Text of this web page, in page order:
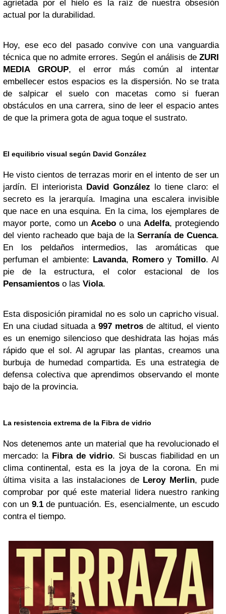
agrietada por el hielo es la raíz de nuestra obsesión
actual por la durabilidad.
Hoy, ese eco del pasado convive con una vanguardia
técnica que no admite errores. Según el análisis de ZURI
MEDIA GROUP, el error más común al intentar
embellecer estos espacios es la dispersión. No se trata
de salpicar el suelo con macetas como si fueran
obstáculos en una carrera, sino de leer el espacio antes
de que la primera gota de agua toque el sustrato.
El equilibrio visual según David González
He visto cientos de terrazas morir en el intento de ser un
jardín. El interiorista David González lo tiene claro: el
secreto es la jerarquía. Imagina una escalera invisible
que nace en una esquina. En la cima, los ejemplares de
mayor porte, como un Acebo o una Adelfa, protegiendo
del viento racheado que baja de laSerranía de Cuenca.
En los peldaños intermedios, las aromáticas que
perfuman el ambiente: Lavanda, Romero y Tomillo. Al
pie de la estructura, el color estacional de los
Pensamientos o las Viola.
Esta disposición piramidal no es solo un capricho visual.
En una ciudad situada a 997 metros de altitud, el viento
es un enemigo silencioso que deshidrata las hojas más
rápido que el sol. Al agrupar las plantas, creamos una
burbuja de humedad compartida. Es una estrategia de
defensa colectiva que aprendimos observando el monte
bajo de la provincia.
La resistencia extrema de la Fibra de vidrio
Nos detenemos ante un material que ha revolucionado el
mercado: la Fibra de vidrio. Si buscas fiabilidad en un
clima continental, esta es la joya de la corona. En mi
última visita a las instalaciones de Leroy Merlin, pude
comprobar por qué este material lidera nuestro ranking
con un 9.1de puntuación. Es, esencialmente, un escudo
contra el tiempo.